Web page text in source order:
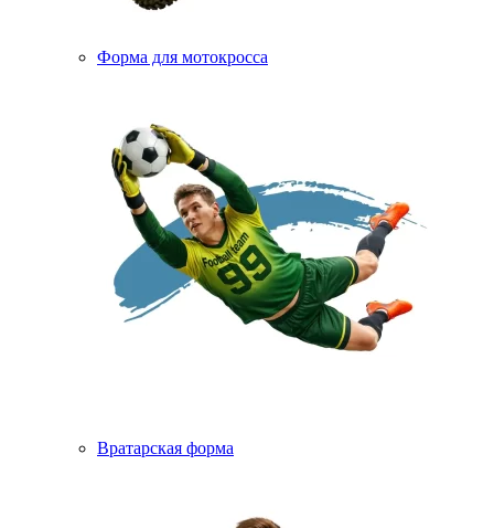
Форма для мотокросса
Вратарская форма